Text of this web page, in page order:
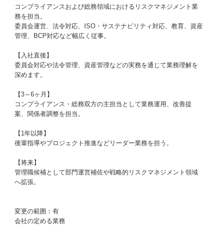
コンプライアンスおよび総務領域におけるリスクマネジメント業
務を担当。
委員会運営、法令対応、ISO・サステナビリティ対応、教育、資産
管理、BCP対応など幅広く従事。
【入社直後】
委員会対応や法令管理、資産管理などの実務を通じて業務理解を
深めます。
【3～6ヶ月】
コンプライアンス・総務双方の主担当として業務運用、改善提
案、関係者調整を担当。
【1年以降】
後輩指導やプロジェクト推進などリーダー業務を担う。
【将来】
管理職候補として部門運営補佐や戦略的リスクマネジメント領域
へ拡張。
変更の範囲：有
会社の定める業務